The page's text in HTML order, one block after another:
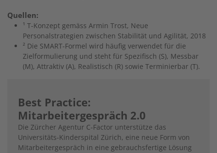
Quellen:
¹ T-Konzept gemäss Armin Trost, Neue
Personalstrategien zwischen Stabilität und Agilität, 2018
² Die SMART-Formel wird häufig verwendet für die
Zielformulierung und steht für Spezifisch (S), Messbar
(M), Attraktiv (A), Realistisch (R) sowie Terminierbar (T).
Best Practice:
Mitarbeitergespräch 2.0
Die Zürcher Agentur C-Factor unterstütze das
Universitäts-Kinderspital Zürich, eine neue Form von
Mitarbeitergespräch in eine gebrauchsfertige Lösung